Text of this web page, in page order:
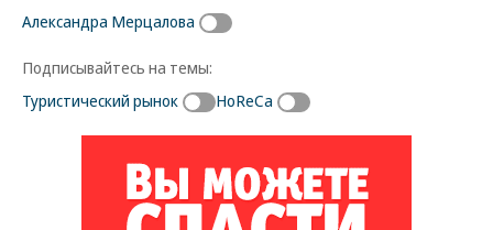
Александра Мерцалова
Подписывайтесь на темы:
Туристический рынок
HoReCa